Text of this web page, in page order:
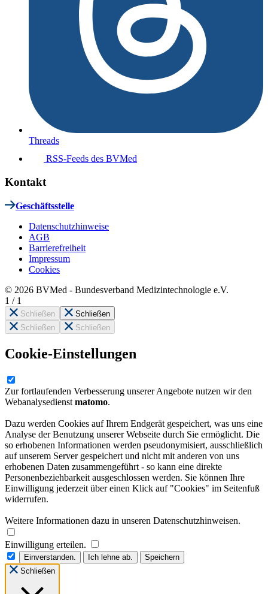
Threads
RSS-Feeds des BVMed
Kontakt
Geschäftsstelle
Datenschutzhinweise
AGB
Barrierefreiheit
Impressum
Cookies
© 2026 BVMed - Bundesverband Medizintechnologie e.V.
1 / 1
Schließen
Schließen
Schließen
Schließen
Cookie-Einstellungen
Zur fortlaufenden Verbesserung unserer Angebote nutzen wir den
Webanalysedienst matomo.
Dazu werden Cookies auf Ihrem Endgerät gespeichert, was uns eine
Analyse der Benutzung unserer Webseite durch Sie ermöglicht. Die
so erhobenen Informationen werden pseudonymisiert, ausschließlich
auf unserem Server gespeichert und nicht mit anderen von uns
erhobenen Daten zusammengeführt - so kann eine direkte
Personenbeziehbarkeit ausgeschlossen werden. Sie können Ihre
Einwilligung jederzeit über einen Klick auf "Cookies" im Seitenfuß
widerrufen.
Weitere Informationen dazu in unseren Datenschutzhinweisen.
Einwilligung erteilen.
Einverstanden. Ich lehne ab.
Speichern
Schließen